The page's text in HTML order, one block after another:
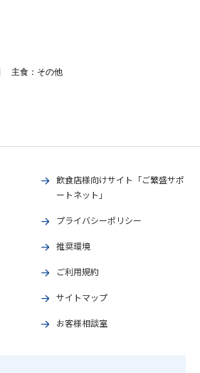
主食：その他
飲食店様向けサイト「ご繁盛サポ
ートネット」
プライバシーポリシー
推奨環境
ご利用規約
サイトマップ
お客様相談室